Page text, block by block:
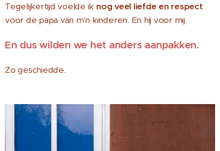
Tegelijkertijd voelde ik nog veel liefde en respect
voor de papa van m'n kinderen. En hij voor mij.
En dus wilden we het anders aanpakken.
Zo geschiedde.